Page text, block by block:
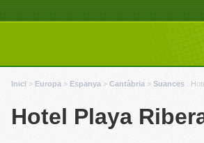
Inici > Europa > Espanya > Cantàbria > Suances :
Hotel Playa